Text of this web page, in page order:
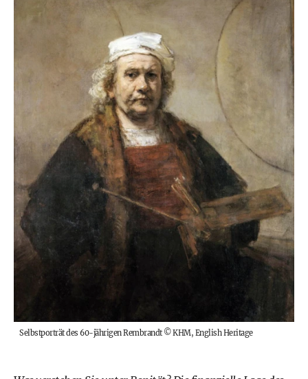
Selbstporträt des 60-jährigen Rembrandt©KHM, English Heritage